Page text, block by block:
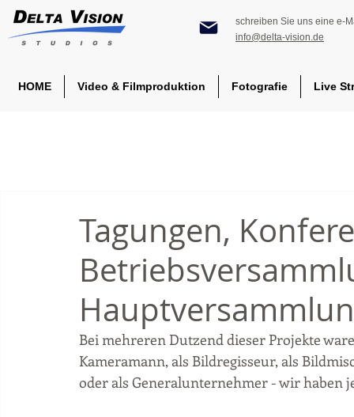
schreiben Sie uns eine e-
info@delta-vision.de
HOME Video & Filmproduktion Fotografie Live
Tagungen,
Bei mehreren Dutzend dieser Projekte
Kameramann, als Bildregisseur, als
oder als Generalunternehmer - wir haben